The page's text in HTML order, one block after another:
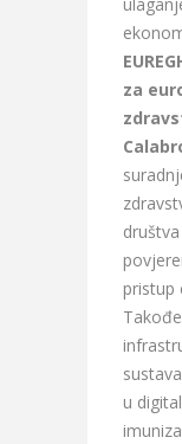
za
pristup
u